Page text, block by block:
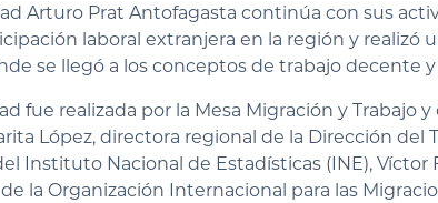
Arturo Prat Antofagasta continúa con sus
laboral extranjera en la región y realizó
se llegó a los conceptos de trabajo decente
fue realizada por la Mesa Migración y Trabajo
López, directora regional de la Dirección del
Instituto Nacional de Estadísticas (INE), Víctor
la Organización Internacional para las